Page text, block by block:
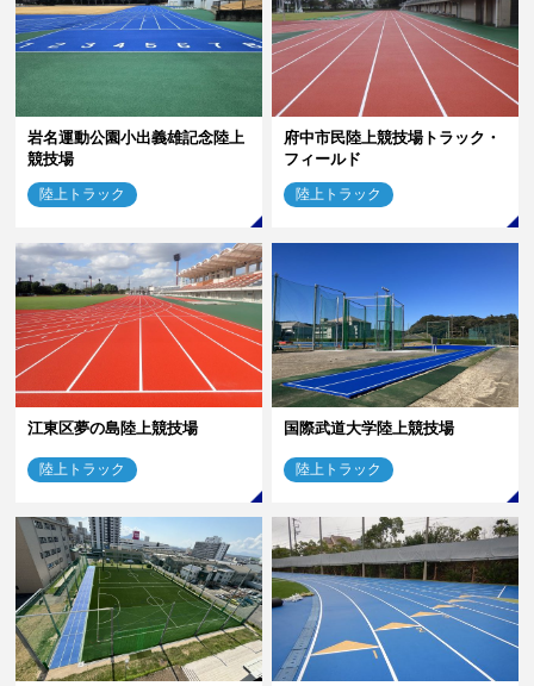
岩名運動公園小出義雄記念陸上
競技場
陸上トラック
府中市民陸上競技場トラック・
フィールド
陸上トラック
江東区夢の島陸上競技場
陸上トラック
国際武道大学陸上競技場
陸上トラック